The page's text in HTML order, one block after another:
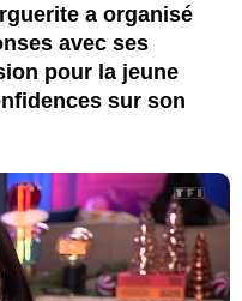
a organisé
avec ses
pour la jeune
sur son